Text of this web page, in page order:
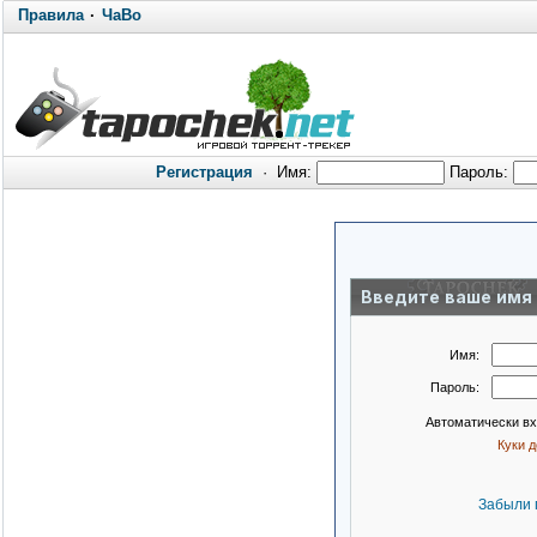
Правила· ЧаВо
Регистрация · Имя: Пароль:
Введите ваше имя
Имя:
Пароль:
Автоматически
Куки
Забыли